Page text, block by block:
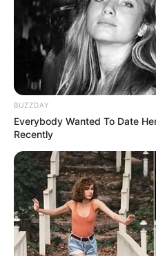
BUZZDAY
Everybody Wanted To Date
Recently